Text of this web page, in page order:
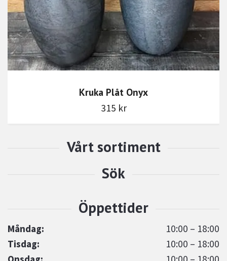
Måndag:
10:00 – 18:00
Tisdag:
10:00 – 18:00
Kruka Plåt Onyx
315 kr